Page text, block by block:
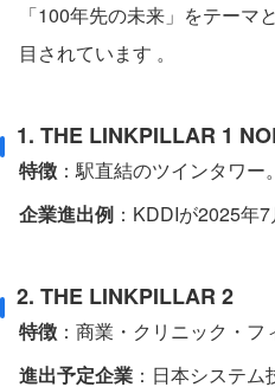
「100年先の未来」をテー
目されています 。
1. THE LINKPILLAR 1
特徴 ：駅直結のツインタワ
企業進出例 ：KDDIが2025年
2. THE LINKPILLAR 2
特徴 ：商業・クリニック・
進出予定企業 ：日本システ